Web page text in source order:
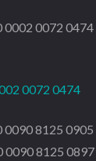
0002 0072 0474
0072 0474
0090 8125 0905
0090 8125 0897